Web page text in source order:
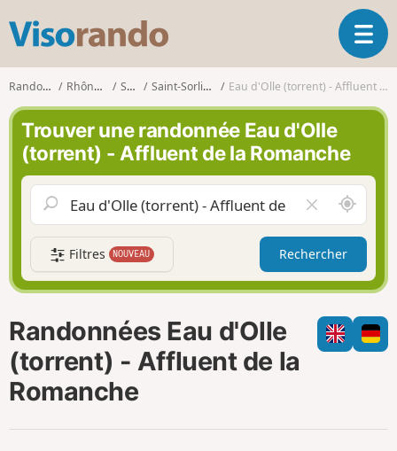
s
o
r
n
d
o
O
u
a
n
v
g
a
i
o
Randonnées Rhône-Alpes Savoie Saint-Sorlin-d'Arves Eau d'Olle (torrent) - Affluent de la Romanche
Trouver une randonnée Eau d'Olle
(torrent) - Affluent de la Romanche
i
d
e
r
l
e
h
A
u
t
u
r
d
e
m
Filtres NOUVEAU Rechercher
Randonnées Eau d'Olle
(torrent) - Affluent de la
Romanche